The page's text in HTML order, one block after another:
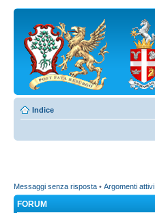
Indice
Messaggi senza risposta • Argomenti attivi
FORUM